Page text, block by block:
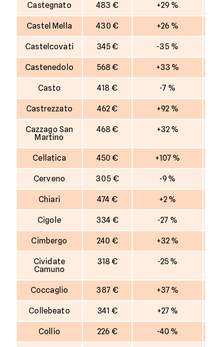
Castegnato 483 € +29 %
Castel Mella 430 € +26 %
Castelcovati 345 € -35 %
Castenedolo 568 € +33 %
Casto 418 € -7 %
Castrezzato 462 € +92 %
Cazzago San
Martino
468 € +32 %
Cellatica 450 € +107 %
Cerveno 305 € -9 %
Chiari 474 € +2 %
Cigole 334 € -27 %
Cimbergo 240 € +32 %
Cividate
Camuno
318 € -25 %
Coccaglio 387 € +37 %
Collebeato 341 € +27 %
Collio 226 € -40 %